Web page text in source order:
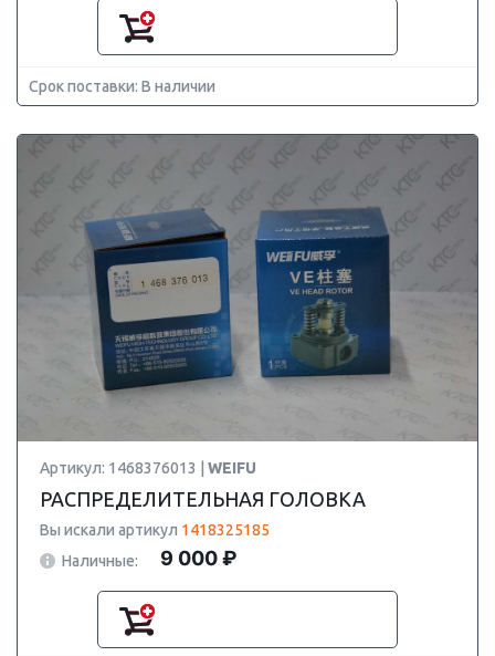
Срок поставки: В наличии
Артикул: 1468376013 | WEIFU
РАСПРЕДЕЛИТЕЛЬНАЯ ГОЛОВКА
Вы искали артикул 1418325185
Наличные:
9 000 ₽